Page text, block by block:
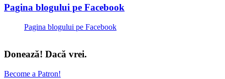
Pagina blogului pe Facebook
Pagina blogului pe Facebook
Donează! Dacă vrei.
Become a Patron!